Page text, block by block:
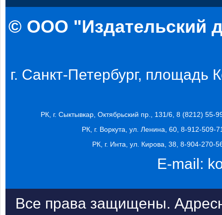
© ООО "Издательский
г. Санкт-Петербург, площадь
РК, г. Сыктывкар, Октябрьский пр., 131/6, 8 (8212) 55-
РК, г. Воркута, ул. Ленина, 60, 8-912-509-
РК, г. Инта, ул. Кирова, 38, 8-904-270-
E-mail:
Все права защищены.